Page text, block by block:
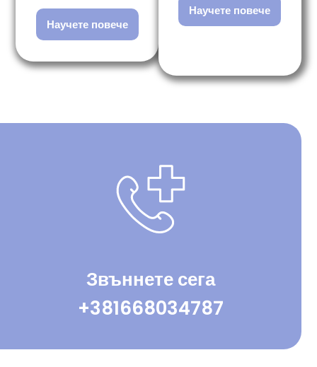
Научете повече
Научете повече
Звъннете сега
+381668034787